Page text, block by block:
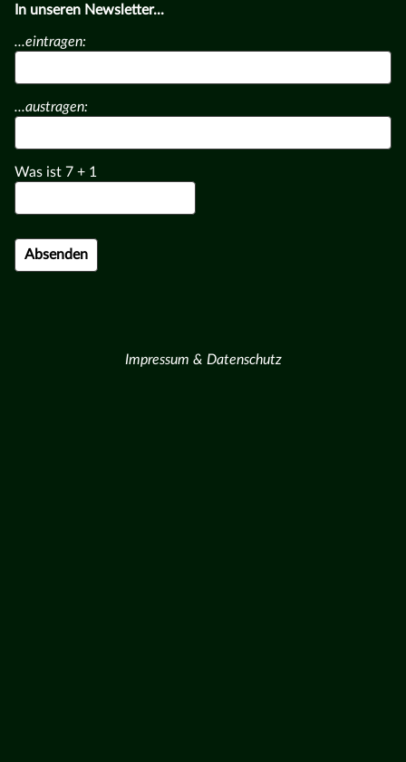
In unseren Newsletter...
...eintragen:
...austragen:
Was ist 7 + 1
Impressum & Datenschutz